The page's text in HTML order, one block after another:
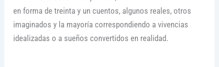
en forma de treinta y un cuentos, algunos reales, otros
imaginados y la mayoría correspondiendo a vivencias
idealizadas o a sueños convertidos en realidad.